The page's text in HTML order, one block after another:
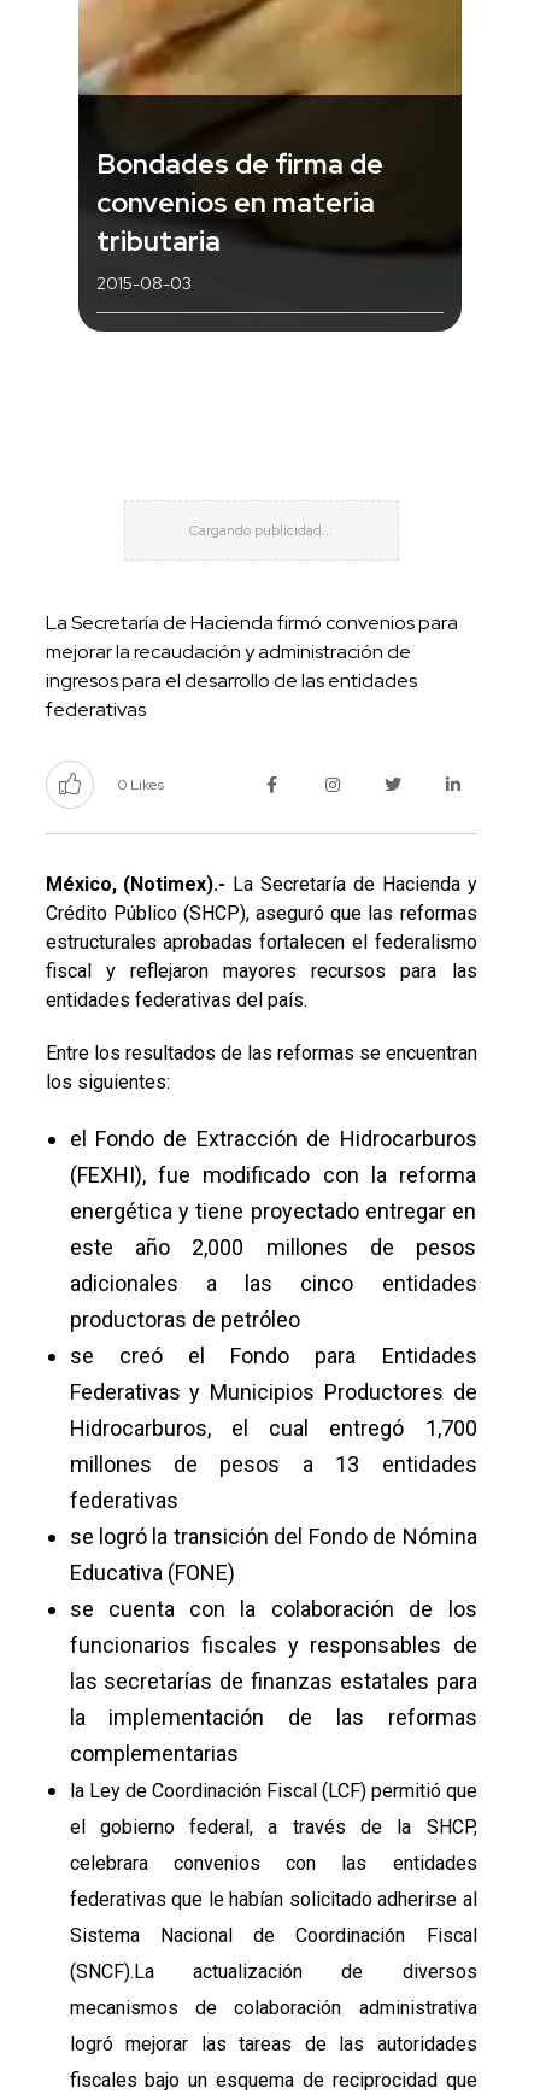
Bondades de firma de
convenios en materia
tributaria
2015-08-03
La Secretaría de Hacienda firmó convenios para
mejorar la recaudación y administración de
ingresos para el desarrollo de las entidades
federativas
0 Likes
México, (Notimex).- La Secretaría de Hacienda y
Crédito Público (SHCP), aseguró que las reformas
estructurales aprobadas fortalecen el federalismo
fiscal y reflejaron mayores recursos para las
entidades federativas del país.
Entre los resultados de las reformas se encuentran
los siguientes:
el Fondo de Extracción de Hidrocarburos
(FEXHI), fue modificado con la reforma
energética y tiene proyectado entregar en
este año 2,000 millones de pesos
adicionales a las cinco entidades
productoras de petróleo
se creó el Fondo para Entidades
Federativas y Municipios Productores de
Hidrocarburos, el cual entregó 1,700
millones de pesos a 13 entidades
federativas
se logró la transición del Fondo de Nómina
Educativa (FONE)
se cuenta con la colaboración de los
funcionarios fiscales y responsables de
las secretarías de finanzas estatales para
la implementación de las reformas
complementarias
la Ley de Coordinación Fiscal (LCF) permitió que
el gobierno federal, a través de la SHCP,
celebrara convenios con las entidades
federativas que le habían solicitado adherirse al
Sistema Nacional de Coordinación Fiscal
(SNCF).La actualización de diversos
mecanismos de colaboración administrativa
logró mejorar las tareas de las autoridades
fiscales bajo un esquema de reciprocidad que